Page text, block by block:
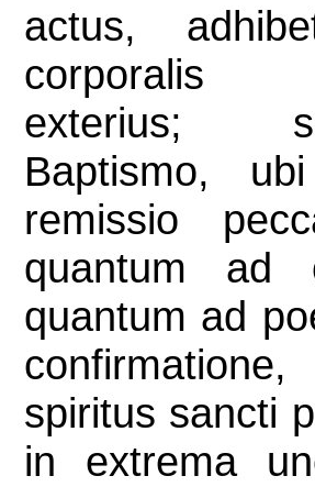
actus,
corporalis
exterius;
Baptismo,
remissio
quantum ad
quantum ad
spiritus sancti
in extrema